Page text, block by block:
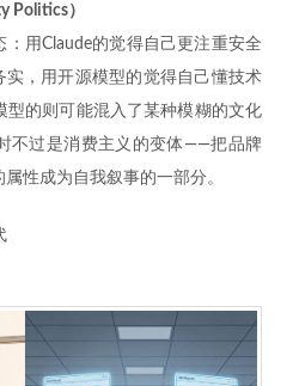
Politics）
用Claude的觉得自己更注重安全
实，用开源模型的觉得自己懂技术
型的则可能混入了某种模糊的文化
不过是消费主义的变体——把品牌
性成为自我叙事的一部分。